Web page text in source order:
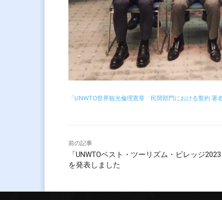
「UNWTO世界観光倫理憲章 民間部門における誓約
前の記事
「UNWTOベスト・ツーリズム・ビレッジ
を発表しました